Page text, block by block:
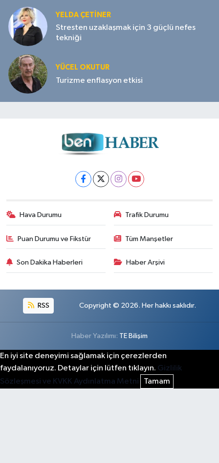
YELDA ÇETİNER
Stresten uzaklaşmak için 3 güçlü nefes
tekniği
YÜCEL OKUTUR
Turizme enflasyon etkisi
Hava Durumu Trafik Durumu
Puan Durumu ve Fikstür Tüm Manşetler
Son Dakika Haberleri Haber Arşivi
RSS Copyright © 2026. Her hakkı saklıdır.
Haber Yazılımı: TE Bilişim
En iyi site deneyimi sağlamak için çerezlerden
faydalanıyoruz. Detaylar için lütfen tıklayın. Gizlilik
Sözleşmesi ve KVKK Aydınlatma Metni
Tamam